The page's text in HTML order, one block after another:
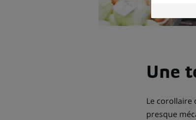
Une
Le corollaire
presque